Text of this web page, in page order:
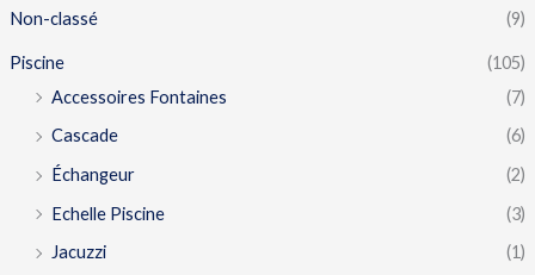
Non-classé (9)
Piscine
(105)
Accessoires Fontaines
(7)
Cascade
(6)
Échangeur
(2)
Echelle Piscine
(3)
Jacuzzi
(1)